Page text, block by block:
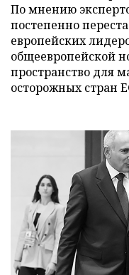
По мнению
постепенно
европейских
общеевропейской
пространство для
осторожных стран